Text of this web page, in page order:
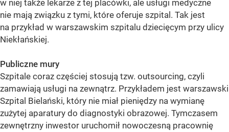
w niej także lekarze z tej placówki, ale usługi medyczne
nie mają związku z tymi, które oferuje szpital. Tak jest
na przykład w warszawskim szpitalu dziecięcym przy ulicy
Niekłańskiej.
Publiczne mury
Szpitale coraz częściej stosują tzw. outsourcing, czyli
zamawiają usługi na zewnątrz. Przykładem jest warszawski
Szpital Bielański, który nie miał pieniędzy na wymianę
zużytej aparatury do diagnostyki obrazowej. Tymczasem
zewnętrzny inwestor uruchomił nowoczesną pracownię